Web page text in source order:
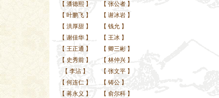
【 潘德熙】 【 张公者 】
【 叶鹏飞】 【 谢冰岩 】
【 洪厚甜】 【 钱允 】
【 谢佳华】 【 王冰 】
【 王正通 】 【 卿三彬 】
【 史秀前】 【 林仲兴 】
【 李沾】 【 张文平 】
【 何连仁】 【 铸公 】
【 蒋永义 】 【 俞尔科 】